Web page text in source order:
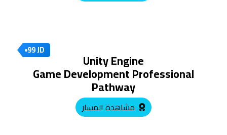
99 JD
Unity Engine
Game Development Professional
Pathway
مشاهدة المسار